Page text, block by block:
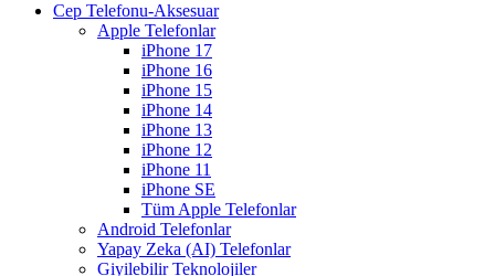
Cep Telefonu-Aksesuar
Apple Telefonlar
iPhone 17
iPhone 16
iPhone 15
iPhone 14
iPhone 13
iPhone 12
iPhone 11
iPhone SE
Tüm Apple Telefonlar
Android Telefonlar
Yapay Zeka (AI) Telefonlar
Giyilebilir Teknolojiler